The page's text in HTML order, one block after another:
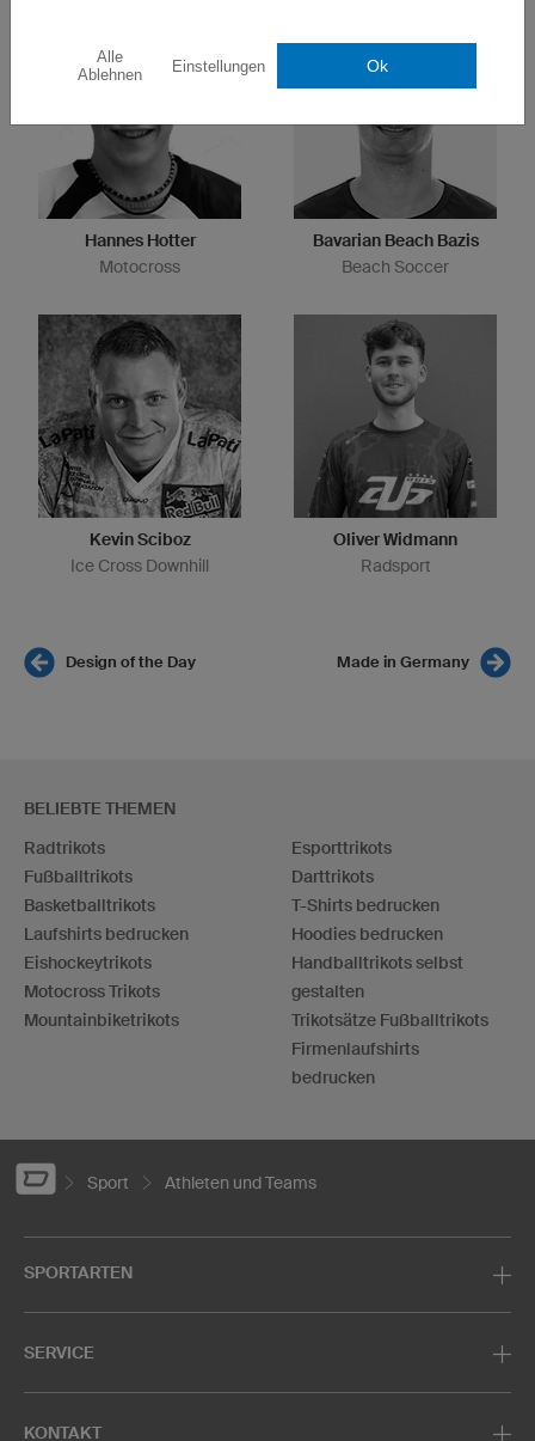
Hannes Hotter
Motocross
Bavarian Beach Bazis
Beach Soccer
Kevin Sciboz
Ice Cross Downhill
Oliver Widmann
Radsport
Design of the Day Made in Germany
BELIEBTE THEMEN
Radtrikots
Fußballtrikots
Basketballtrikots
Laufshirts bedrucken
Eishockeytrikots
Motocross Trikots
Mountainbiketrikots
Esporttrikots
Darttrikots
T-Shirts bedrucken
Hoodies bedrucken
Handballtrikots selbst
gestalten
Trikotsätze Fußballtrikots
Firmenlaufshirts
bedrucken
Sport Athleten und Teams
SPORTARTEN
SERVICE
KONTAKT
Alle
Ablehnen
Einstellungen Ok